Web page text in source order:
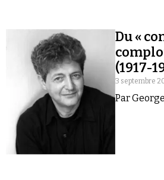
Demander à
Du «
(1917-
3 septembre
Par